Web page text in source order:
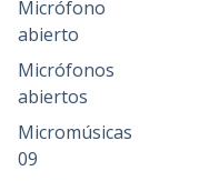
Micrófono
abierto
Micrófonos
abiertos
Micromúsicas
09